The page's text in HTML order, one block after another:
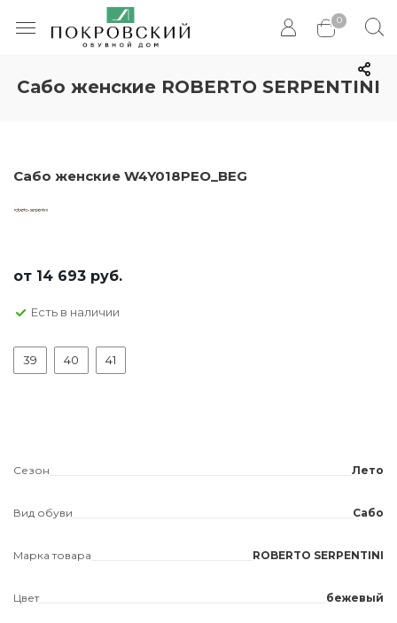
0
Сабо женские ROBERTO SERPENTINI
Сабо женские W4Y018PEO_BEG
от 14 693 руб.
Есть в наличии
39 40 41
Сезон Лето
Вид обуви Сабо
Марка товара ROBERTO SERPENTINI
Цвет бежевый